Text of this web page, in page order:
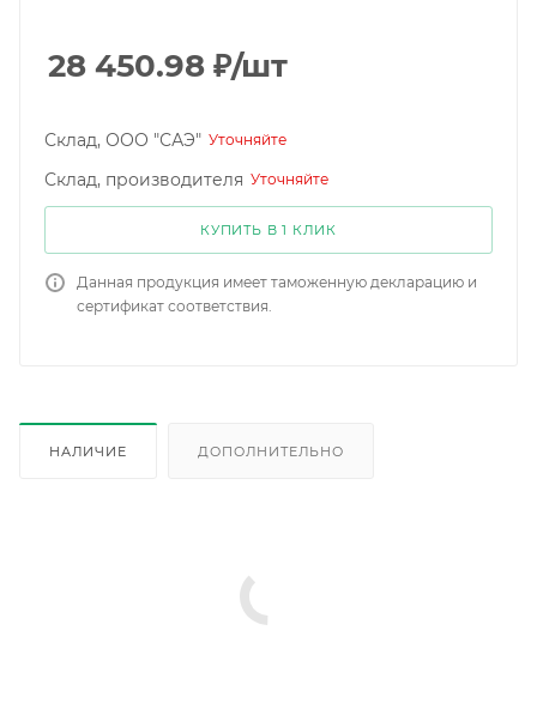
28 450.98 ₽/шт
Склад, ООО "САЭ" Уточняйте
Склад, производителя Уточняйте
КУПИТЬ В 1 КЛИК
Данная продукция имеет таможенную декларацию и
сертификат соответствия.
НАЛИЧИЕ ДОПОЛНИТЕЛЬНО